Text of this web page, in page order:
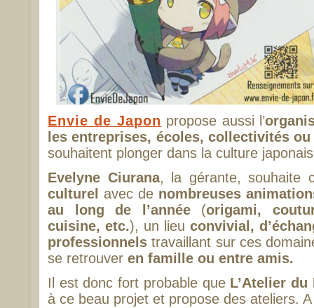
Envie de Japon propose aussi l’
les entreprises, écoles, collectivités
souhaitent plonger dans la culture
Evelyne Ciurana, la gérante, souhaite
culturel
avec de nombreuses
au long de l’année(origami,
cuisine, etc.), un lieu convivial,
professionnels travaillant sur ces
se retrouver en famille ou entre amis.
Il est donc fort probable que L’Atelier
à ce beau projet et propose des ateliers.